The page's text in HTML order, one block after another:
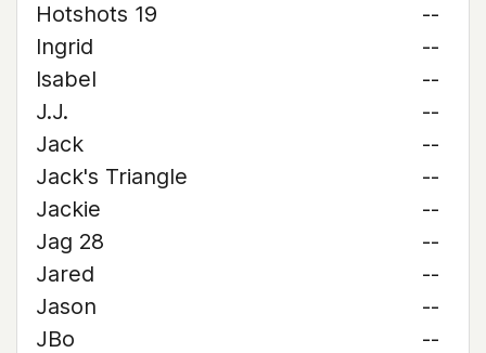
Hotshots 19
--
Ingrid
--
Isabel
--
J.J.
--
Jack
--
Jack's Triangle
--
Jackie
--
Jag 28
--
Jared
--
Jason
--
JBo
--